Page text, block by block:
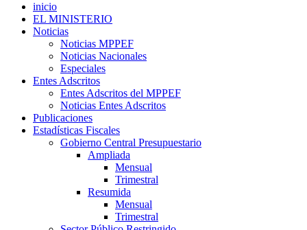
inicio
EL MINISTERIO
Noticias
Noticias MPPEF
Noticias Nacionales
Especiales
Entes Adscritos
Entes Adscritos del MPPEF
Noticias Entes Adscritos
Publicaciones
Estadísticas Fiscales
Gobierno Central Presupuestario
Ampliada
Mensual
Trimestral
Resumida
Mensual
Trimestral